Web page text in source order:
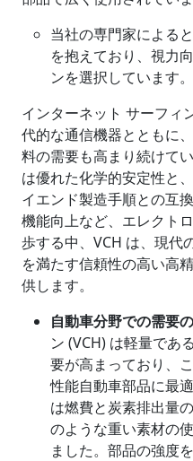
当社の専門家による
を抱えており、視力
ンを選択しています。
インターネット サーフィ
代的な通信機器とともに
料の需要も高まり続けて
は優れた化学的安定性と
イエンド製造手順との互
機能向上など、エレクト
歩する中、VCH は、現代
を満たす信頼性の高い高
供します。
自動車分野での需要
ン (VCH) は軽量であ
要が高まっており、
性能自動車部品に最
は燃費と炭素排出量
のような重い素材の
ました。部品の強度